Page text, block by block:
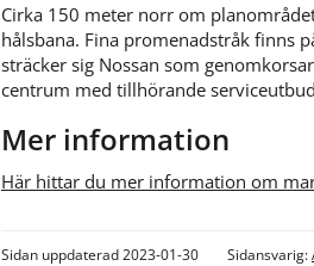
Cirka 150 meter norr om
hålsbana. Fina promenadstråk finns
sträcker sig Nossan som
centrum med tillhörande
Mer information
Här hittar du mer information om
Sidan uppdaterad 2023-01-30 Sidansvarig: